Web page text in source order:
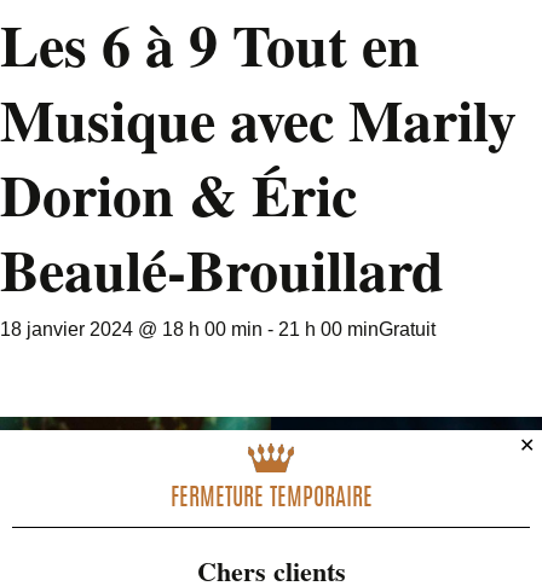
Les 6 à 9 Tout en
Musique avec Marily
Dorion & Éric
Beaulé-Brouillard
18 janvier 2024 @ 18 h 00 min - 21 h 00 minGratuit
✕
FERMETURE TEMPORAIRE
Chers clients